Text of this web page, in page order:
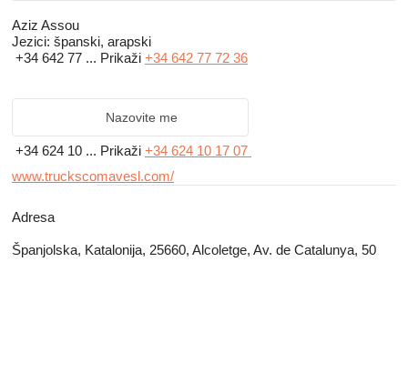
Aziz Assou
Jezici: španski, arapski
+34 642 77 ... Prikaži +34 642 77 72 36
Nazovite me
+34 624 10 ... Prikaži +34 624 10 17 07
www.truckscomavesl.com/
Adresa
Španjolska, Katalonija, 25660, Alcoletge, Av. de Catalunya, 50